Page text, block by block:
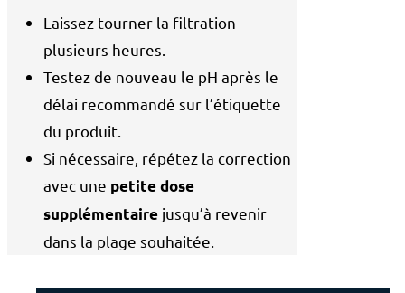
Laissez tourner la filtration
plusieurs heures.
Testez de nouveau le pH après le
délai recommandé sur l’étiquette
du produit.
Si nécessaire, répétez la correction
avec une petite dose
supplémentaire jusqu’à revenir
dans la plage souhaitée.